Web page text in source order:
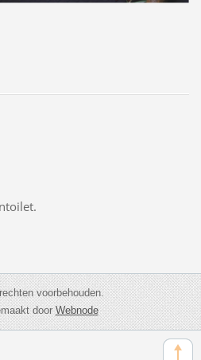
voorbehouden.
doorWebnode